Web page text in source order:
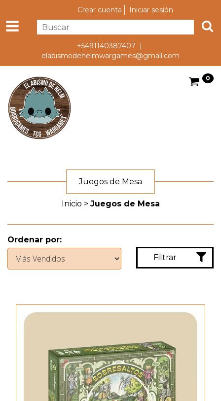
Crear cuenta Iniciar sesión
+5491140387407 |
elabismodehelmwargames@gmail.com
0
Juegos de Mesa
Inicio > Juegos de Mesa
Ordenar por:
Filtrar